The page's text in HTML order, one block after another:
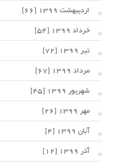
اردیبهشت 1399 [66]
خرداد 1399 [54]
تیر 1399 [72]
مرداد 1399 [67]
شهریور 1399 [45]
مهر 1399 [26]
آبان 1399 [4]
آذر 1399 [12]